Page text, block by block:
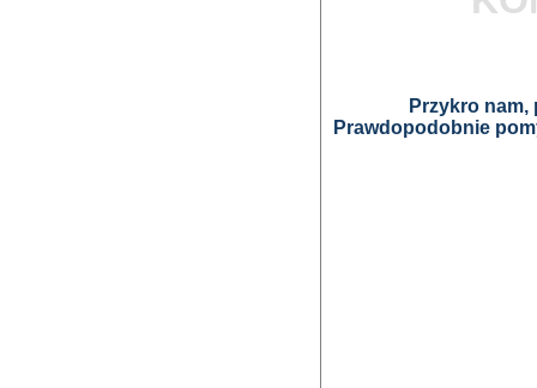
Przykro
Prawdopodobnie